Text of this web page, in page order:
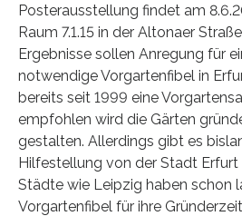
Posterausstellung findet am
Raum 7.1.15 in der Altonaer
Ergebnisse sollen Anregung für
notwendige Vorgartenfibel in
bereits seit 1999 eine
empfohlen wird die Gärten
gestalten. Allerdings gibt es
Hilfestellung von der Stadt Erfurt
Städte wie Leipzig haben schon
Vorgartenfibel für ihre